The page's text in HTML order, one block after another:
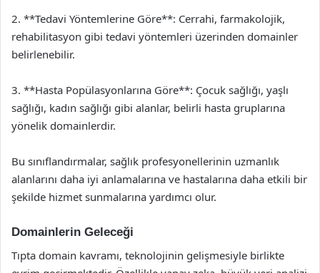
2. **Tedavi Yöntemlerine Göre**: Cerrahi, farmakolojik,
rehabilitasyon gibi tedavi yöntemleri üzerinden domainler
belirlenebilir.
3. **Hasta Popülasyonlarına Göre**: Çocuk sağlığı, yaşlı
sağlığı, kadın sağlığı gibi alanlar, belirli hasta gruplarına
yönelik domainlerdir.
Bu sınıflandırmalar, sağlık profesyonellerinin uzmanlık
alanlarını daha iyi anlamalarına ve hastalarına daha etkili bir
şekilde hizmet sunmalarına yardımcı olur.
Domainlerin Geleceği
Tıpta domain kavramı, teknolojinin gelişmesiyle birlikte